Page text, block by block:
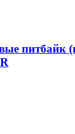
питбайк